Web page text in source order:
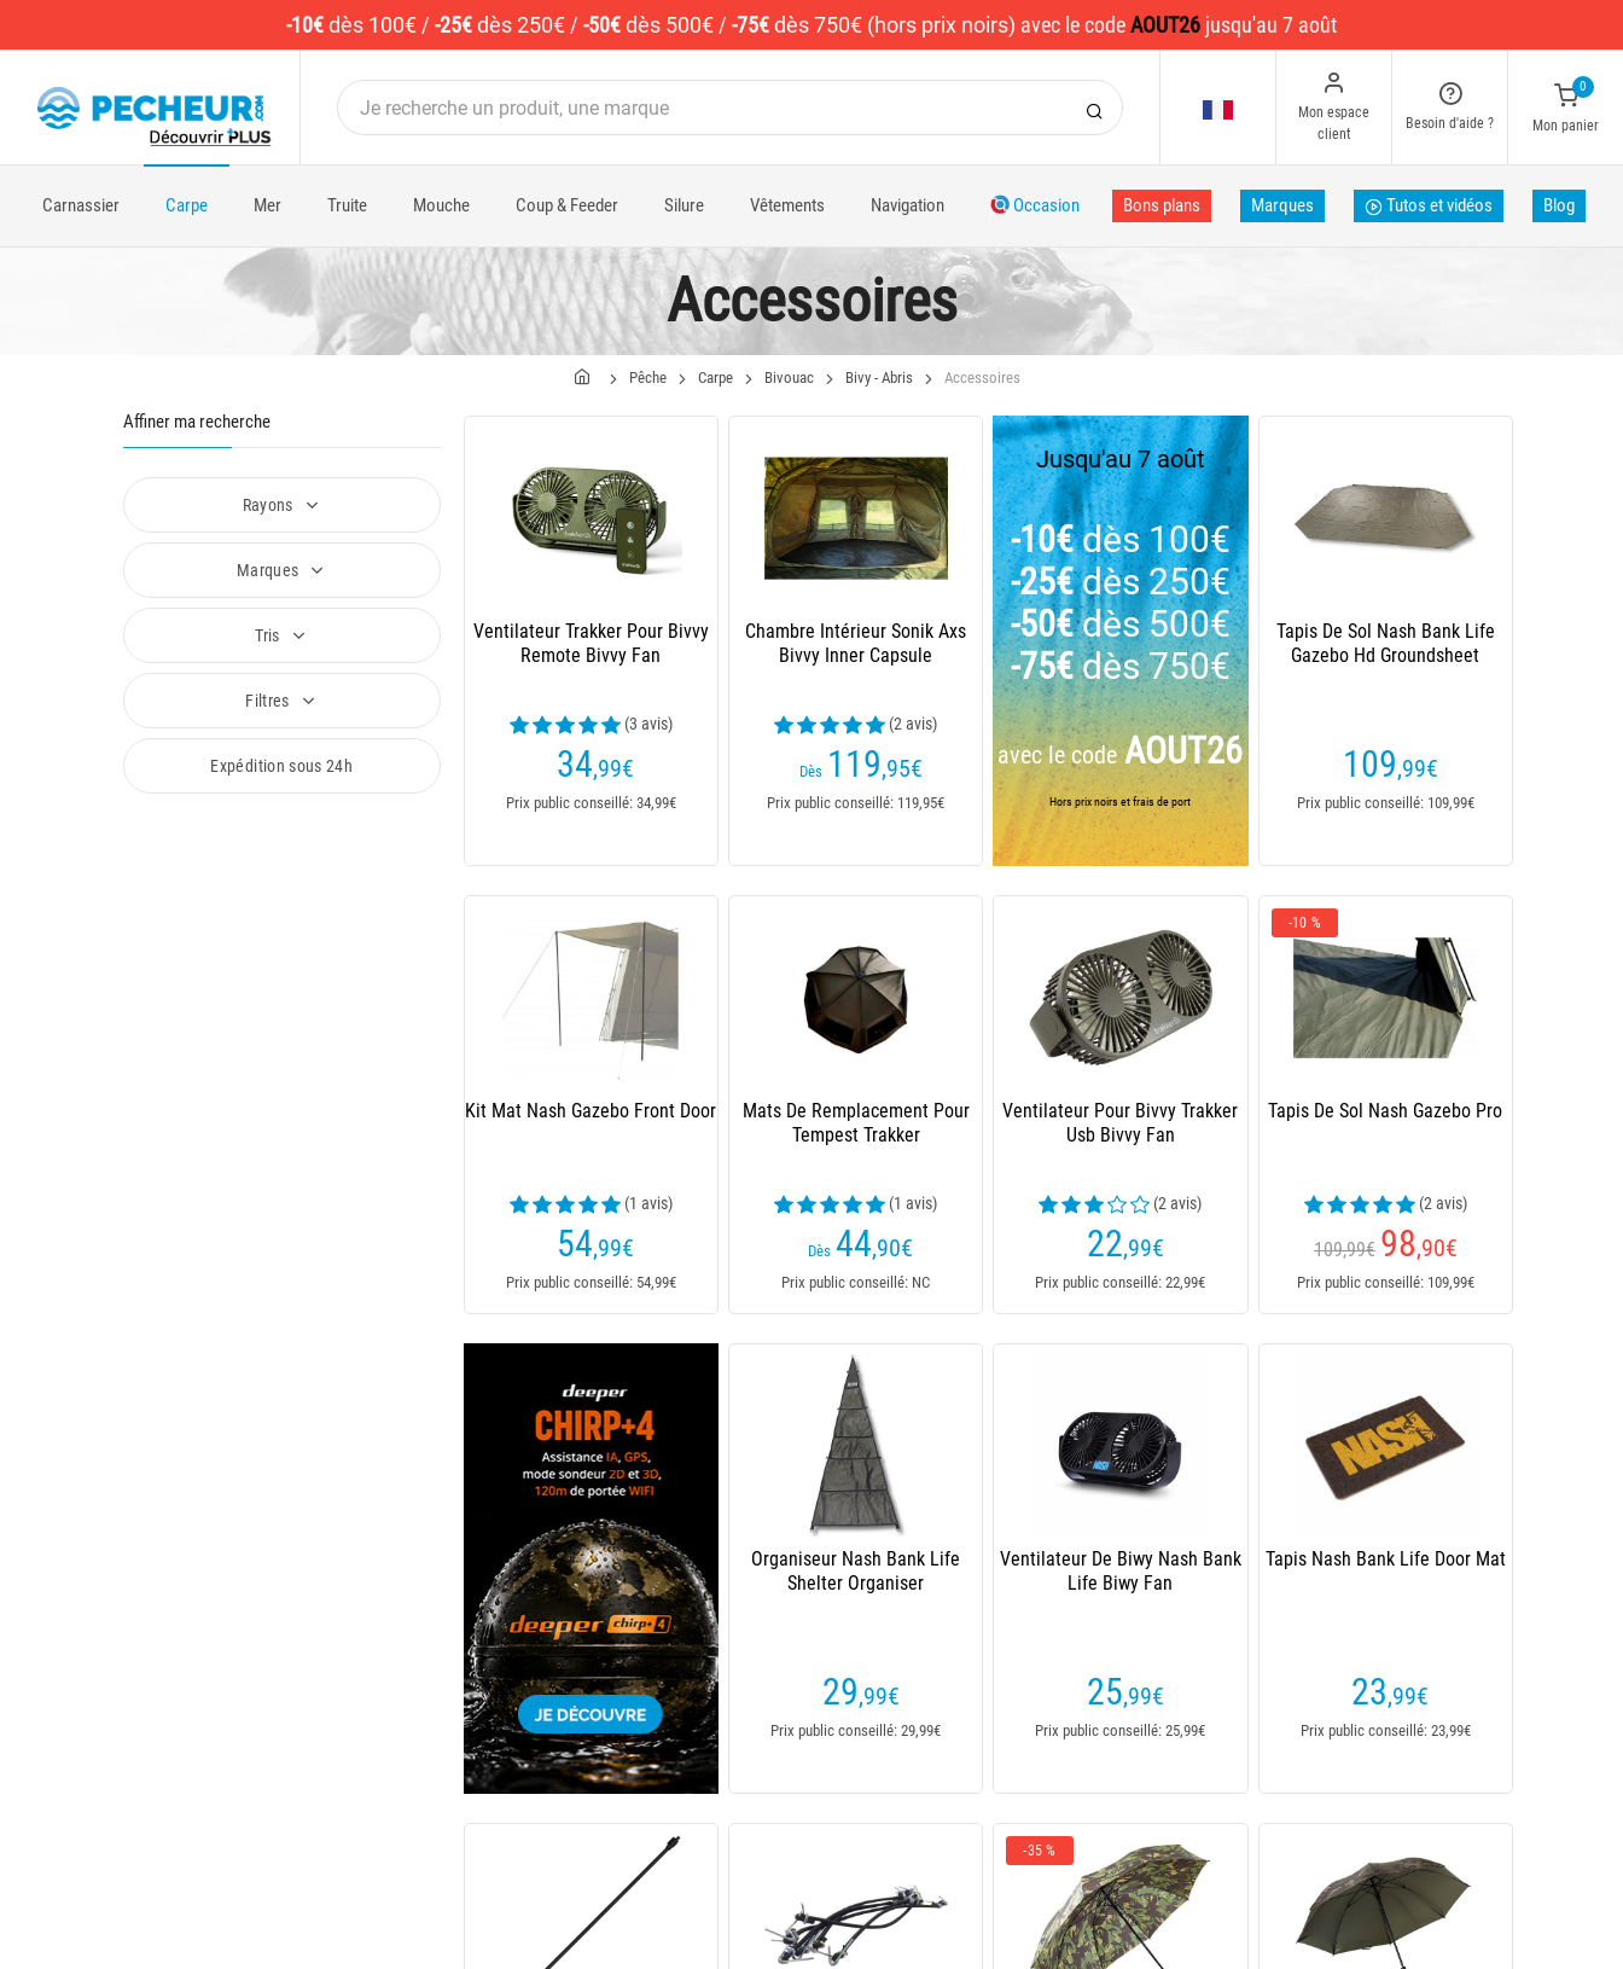
-10€dès 100€ / -25€dès 250€ / -50€dès 500€ / -75€dès 750€ (hors prix noirs) avec le codeAOUT26 jusqu'au 7 août
Mon espace
client
Besoin d'aide ?
0
Mon panier
Carnassier Carpe Mer Truite Mouche Coup & Feeder Silure Vêtements Navigation Occasion Bons plans Marques Tutos et vidéos Blog
Accessoires
Pêche Carpe Bivouac Bivy - Abris Accessoires
Affiner ma recherche
Rayons
Marques
Tris
Filtres
Expédition sous 24h
Ventilateur Trakker Pour Bivvy
Remote Bivvy Fan
(3 avis)
34,99€
Prix public conseillé: 34,99€
Chambre Intérieur Sonik Axs
Bivvy Inner Capsule
(2 avis)
Dès 119,95€
Prix public conseillé: 119,95€
Jusqu'au 7 août
-10€ dès 100€
-25€ dès 250€
-50€ dès 500€
-75€ dès 750€
avec le code AOUT26
Hors prix noirs et frais de port
Tapis De Sol Nash Bank Life
Gazebo Hd Groundsheet
109,99€
Prix public conseillé: 109,99€
Kit Mat Nash Gazebo Front Door
(1 avis)
54,99€
Prix public conseillé: 54,99€
Mats De Remplacement Pour
Tempest Trakker
(1 avis)
Dès 44,90€
Prix public conseillé: NC
Ventilateur Pour Bivvy Trakker
Usb Bivvy Fan
(2 avis)
22,99€
Prix public conseillé: 22,99€
-10 %
Tapis De Sol Nash Gazebo Pro
(2 avis)
109,99€ 98,90€
Prix public conseillé: 109,99€
Organiseur Nash Bank Life
Shelter Organiser
29,99€
Prix public conseillé: 29,99€
Ventilateur De Biwy Nash Bank
Life Biwy Fan
25,99€
Prix public conseillé: 25,99€
Tapis Nash Bank Life Door Mat
23,99€
Prix public conseillé: 23,99€
-35 %